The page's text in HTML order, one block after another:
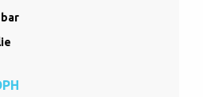
bar